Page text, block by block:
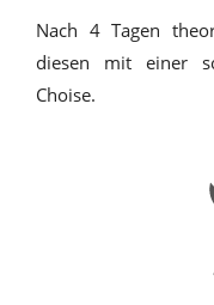
Nach 4 Tagen
diesen mit einer
Choise.